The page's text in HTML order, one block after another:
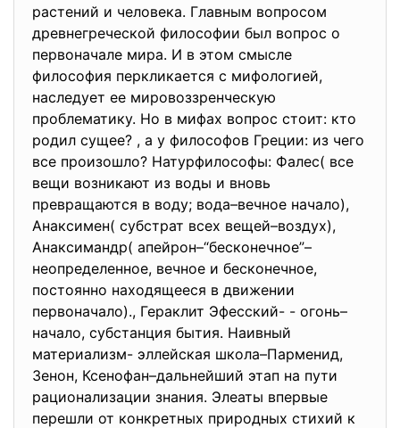
растений и человека. Главным вопросом
древнегреческой философии был вопрос о
первоначале мира. И в этом смысле
философия перкликается с мифологией,
наследует ее мировоззренческую
проблематику. Но в мифах вопрос стоит: кто
родил сущее? , а у философов Греции: из чего
все произошло? Натурфилософы: Фалес( все
вещи возникают из воды и вновь
превращаются в воду; вода–вечное начало),
Анаксимен( субстрат всех вещей–воздух),
Анаксимандр( апейрон–“бесконечное”–
неопределенное, вечное и бесконечное,
постоянно находящееся в движении
первоначало)., Гераклит Эфесский- - огонь–
начало, субстанция бытия. Наивный
материализм- эллейская школа–Парменид,
Зенон, Ксенофан–дальнейший этап на пути
рационализации знания. Элеаты впервые
перешли от конкретных природных стихий к